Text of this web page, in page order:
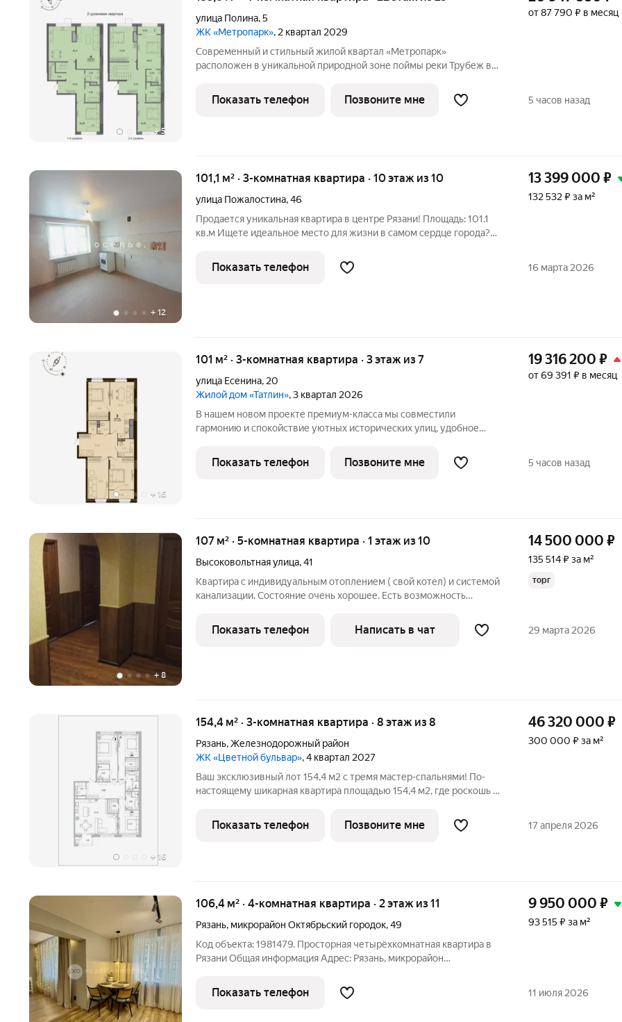
+5
улица Полина,5
ЖК «Метропарк», 2 квартал 2029
Современный и стильный жилой квартал «Метропарк»
расположен в уникальной природной зоне поймы реки Трубеж в
Преимуществами ЖК «Метропарк» являются собственный парк
20га, набережная, развитая
от 87 790 ₽ в месяц
Показать телефон Позвоните мне 5 часов назад
+ 12
101,1 м² · 3-комнатная квартира · 10 этаж из 10
улица Пожалостина,46
Продается уникальная квартира в центре Рязани! Площадь: 101.1
кв.м Ищете идеальное место для жизни в самом сердце города?
кирпичном доме. Это идеальный вариант для тех, кто хочет
создать своё
13 399 000 ₽
132 532 ₽ за м²
Показать телефон 16 марта 2026
+ 16
101 м² · 3-комнатная квартира · 3 этаж из 7
улица Есенина, 20
Жилой дом «Татлин», 3 квартал 2026
В нашем новом проекте премиум-класса мы совместили
гармонию и спокойствие уютных исторических улиц, удобное
города. ЛОКАЦИЯ «Татлин» соседствует с уникальными
памятниками архитектуры
19 316 200 ₽
от 69 391 ₽ в месяц
Показать телефон Позвоните мне 5 часов назад
+8
107 м² · 5-комнатная квартира · 1 этаж из 10
Высоковольтная улица,41
Квартира с индивидуальным отоплением ( свой котел) и системой
канализации. Состояние очень хорошее. Есть возможность
14 500 000 ₽
135 514 ₽ за м²
торг
Показать телефон Написать в чат 29 марта 2026
+ 16
154,4 м² · 3-комнатная квартира · 8 этаж из 8
Рязань,Железнодорожный район
ЖК «Цветной бульвар», 4 квартал 2027
Ваш эксклюзивный лот 154,4 м2 с тремя мастер-спальнями! По-
настоящему шикарная квартира площадью 154,4 м2, где роскошь и
Эта резиденция, расположенная на обе стороны дома, предлагает
46 320 000 ₽
300 000 ₽ за м²
Показать телефон Позвоните мне 17 апреля 2026
106,4 м² · 4-комнатная квартира · 2 этаж из 11
Рязань, микрорайон Октябрьский городок,49
Код объекта: 1981479. Просторная четырёхкомнатная квартира в
Рязани Общая информация Адрес: Рязань, микрорайон
Тип дома: кирпичный (2011 г. постройки) Особенности квартиры -
Качественный
9 950 000 ₽
93 515 ₽ за м²
Показать телефон 11 июля 2026